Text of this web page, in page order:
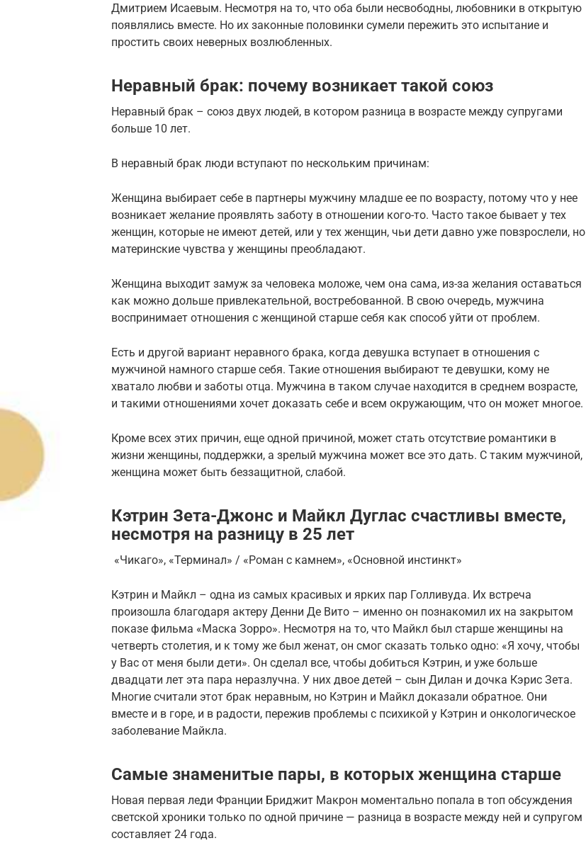
Дмитрием Исаевым. Несмотря на то, что оба были несвободны, любовники в открытую
появлялись вместе. Но их законные половинки сумели пережить это испытание и
простить своих неверных возлюбленных.
Неравный брак: почему возникает такой союз
Неравный брак – союз двух людей, в котором разница в возрасте между супругами
больше 10 лет.
В неравный брак люди вступают по нескольким причинам:
Женщина выбирает себе в партнеры мужчину младше ее по возрасту, потому что у нее
возникает желание проявлять заботу в отношении кого-то. Часто такое бывает у тех
женщин, которые не имеют детей, или у тех женщин, чьи дети давно уже повзрослели, но
материнские чувства у женщины преобладают.
Женщина выходит замуж за человека моложе, чем она сама, из-за желания оставаться
как можно дольше привлекательной, востребованной. В свою очередь, мужчина
воспринимает отношения с женщиной старше себя как способ уйти от проблем.
Есть и другой вариант неравного брака, когда девушка вступает в отношения с
мужчиной намного старше себя. Такие отношения выбирают те девушки, кому не
хватало любви и заботы отца. Мужчина в таком случае находится в среднем возрасте,
и такими отношениями хочет доказать себе и всем окружающим, что он может многое.
Кроме всех этих причин, еще одной причиной, может стать отсутствие романтики в
жизни женщины, поддержки, а зрелый мужчина может все это дать. С таким мужчиной,
женщина может быть беззащитной, слабой.
Кэтрин Зета-Джонс и Майкл Дуглас счастливы вместе,
несмотря на разницу в 25 лет
«Чикаго», «Терминал» / «Роман с камнем», «Основной инстинкт»
Кэтрин и Майкл – одна из самых красивых и ярких пар Голливуда. Их встреча
произошла благодаря актеру Денни Де Вито – именно он познакомил их на закрытом
показе фильма «Маска Зорро». Несмотря на то, что Майкл был старше женщины на
четверть столетия, и к тому же был женат, он смог сказать только одно: «Я хочу, чтобы
у Вас от меня были дети». Он сделал все, чтобы добиться Кэтрин, и уже больше
двадцати лет эта пара неразлучна. У них двое детей – сын Дилан и дочка Кэрис Зета.
Многие считали этот брак неравным, но Кэтрин и Майкл доказали обратное. Они
вместе и в горе, и в радости, пережив проблемы с психикой у Кэтрин и онкологическое
заболевание Майкла.
Самые знаменитые пары, в которых женщина старше
Новая первая леди Франции Бриджит Макрон моментально попала в топ обсуждения
светской хроники только по одной причине — разница в возрасте между ней и супругом
составляет 24 года.